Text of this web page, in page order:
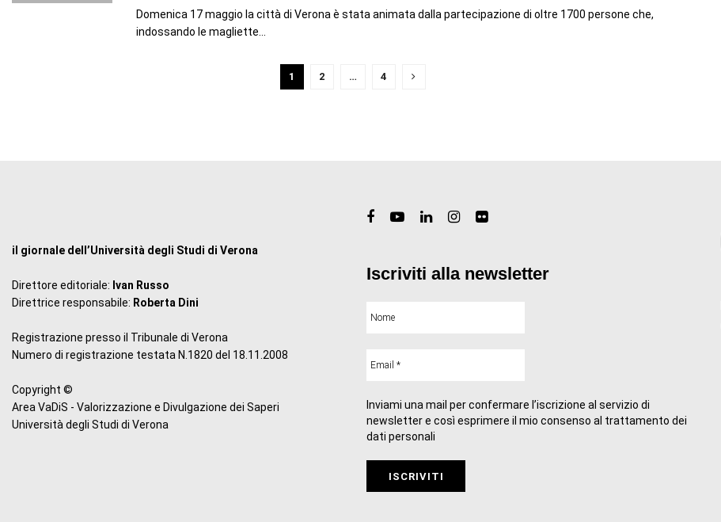
Domenica 17 maggio la città di Verona è stata animata dalla partecipazione di oltre 1700 persone che,
indossando le magliette...
1 2 … 4
il giornale dell’Università degli Studi di Verona
Direttore editoriale: Ivan Russo
Direttrice responsabile: Roberta Dini
Registrazione presso il Tribunale di Verona
Numero di registrazione testata N.1820 del 18.11.2008
Copyright ©
Area VaDiS - Valorizzazione e Divulgazione dei Saperi
Università degli Studi di Verona
Iscriviti alla newsletter
Inviami una mail per confermare l’iscrizione al servizio di
newsletter e così esprimere il mio consenso al trattamento dei
dati personali